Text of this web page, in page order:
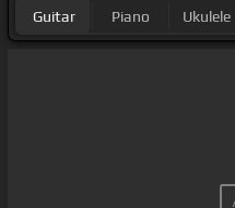
Guitar Piano Ukulele